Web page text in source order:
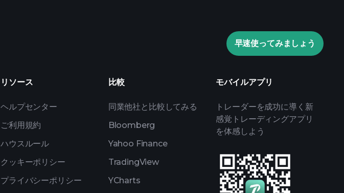
ウォッチリスト
早速使ってみましょう
リソース
ヘルプセンター
ご利用規約
ハウスルール
クッキーポリシー
プライバシーポリシー
比較
同業他社と比較してみる
Bloomberg
Yahoo Finance
TradingView
YCharts
モバイルアプリ
トレーダーを成功に導く新
感覚トレーディングアプリ
を体感しよう